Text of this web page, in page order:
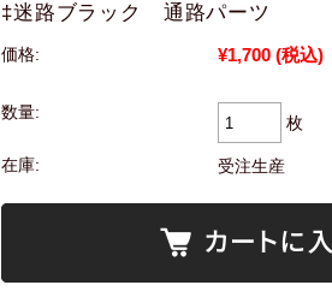
‡迷路ブラック 通路パーツ
価格: ¥1,700 (税込)
数量:
枚
在庫: 受注生産